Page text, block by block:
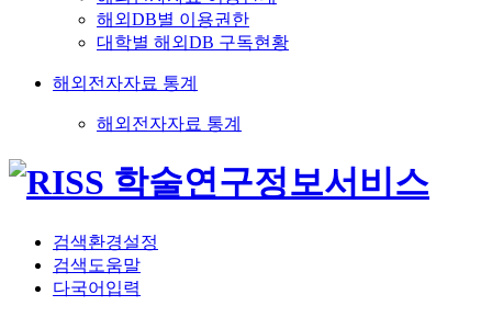
해외DB별 이용권한
대학별 해외DB 구독현황
해외전자자료 통계
해외전자자료 통계
검색환경설정
검색도움말
다국어입력